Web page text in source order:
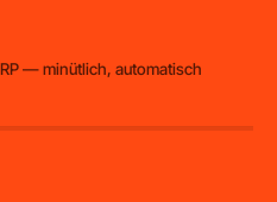
— minütlich, automatisch